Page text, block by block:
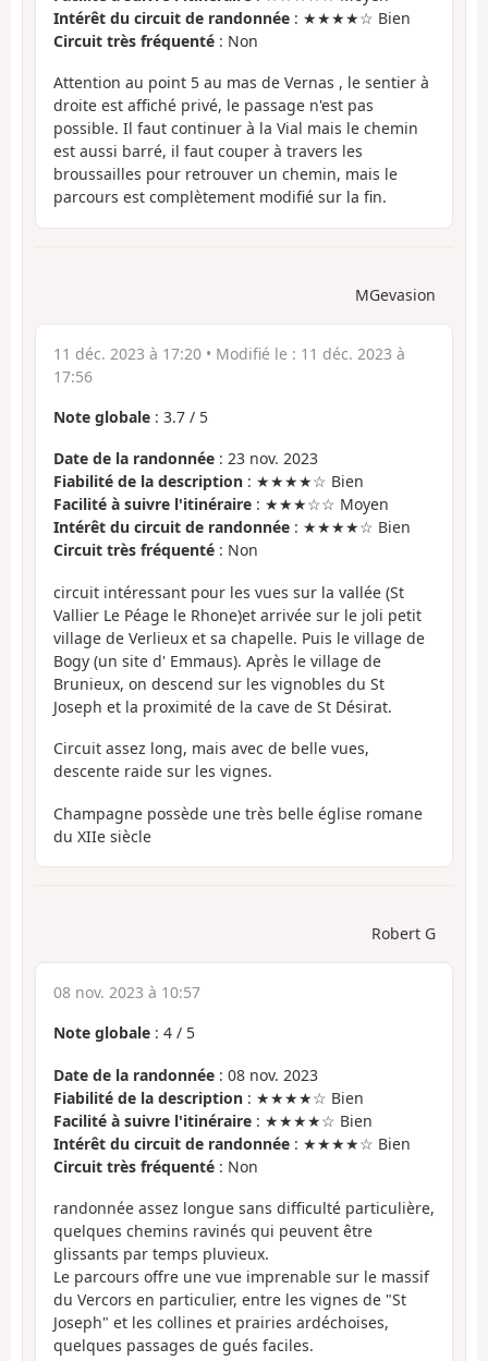
Intérêt du circuit de randonnée : ★★★★☆ Bien
Circuit très fréquenté : Non
Attention au point 5 au mas de Vernas , le sentier à
droite est affiché privé, le passage n'est pas
possible. Il faut continuer à la Vial mais le chemin
est aussi barré, il faut couper à travers les
broussailles pour retrouver un chemin, mais le
parcours est complètement modifié sur la fin.
MGevasion
11 déc. 2023 à 17:20 • Modifié le : 11 déc. 2023 à
17:56
Note globale : 3.7 / 5
Date de la randonnée : 23 nov. 2023
Fiabilité de la description : ★★★★☆ Bien
Facilité à suivre l'itinéraire : ★★★☆☆ Moyen
Intérêt du circuit de randonnée : ★★★★☆ Bien
Circuit très fréquenté : Non
circuit intéressant pour les vues sur la vallée (St
Vallier Le Péage le Rhone)et arrivée sur le joli petit
village de Verlieux et sa chapelle. Puis le village de
Bogy (un site d' Emmaus). Après le village de
Brunieux, on descend sur les vignobles du St
Joseph et la proximité de la cave de St Désirat.
Circuit assez long, mais avec de belle vues,
descente raide sur les vignes.
Champagne possède une très belle église romane
du XIIe siècle
Robert G
08 nov. 2023 à 10:57
Note globale : 4 / 5
Date de la randonnée : 08 nov. 2023
Fiabilité de la description : ★★★★☆ Bien
Facilité à suivre l'itinéraire : ★★★★☆ Bien
Intérêt du circuit de randonnée : ★★★★☆ Bien
Circuit très fréquenté : Non
randonnée assez longue sans difficulté particulière,
quelques chemins ravinés qui peuvent être
glissants par temps pluvieux.
Le parcours offre une vue imprenable sur le massif
du Vercors en particulier, entre les vignes de "St
Joseph" et les collines et prairies ardéchoises,
quelques passages de gués faciles.